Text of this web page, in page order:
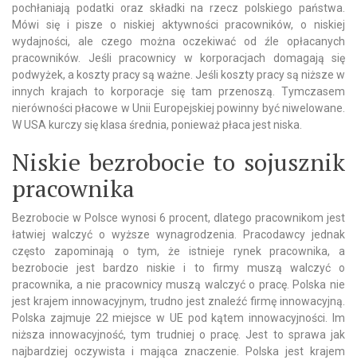
pochłaniają podatki oraz składki na rzecz polskiego państwa.
Mówi się i pisze o niskiej aktywności pracowników, o niskiej
wydajności, ale czego można oczekiwać od źle opłacanych
pracowników. Jeśli pracownicy w korporacjach domagają się
podwyżek, a koszty pracy są ważne. Jeśli koszty pracy są niższe w
innych krajach to korporacje się tam przenoszą. Tymczasem
nierówności płacowe w Unii Europejskiej powinny być niwelowane.
W USA kurczy się klasa średnia, ponieważ płaca jest niska.
Niskie bezrobocie to sojusznik
pracownika
Bezrobocie w Polsce wynosi 6 procent, dlatego pracownikom jest
łatwiej walczyć o wyższe wynagrodzenia. Pracodawcy jednak
często zapominają o tym, że istnieje rynek pracownika, a
bezrobocie jest bardzo niskie i to firmy muszą walczyć o
pracownika, a nie pracownicy muszą walczyć o pracę. Polska nie
jest krajem innowacyjnym, trudno jest znaleźć firmę innowacyjną.
Polska zajmuje 22 miejsce w UE pod kątem innowacyjności. Im
niższa innowacyjność, tym trudniej o pracę. Jest to sprawa jak
najbardziej oczywista i mająca znaczenie. Polska jest krajem